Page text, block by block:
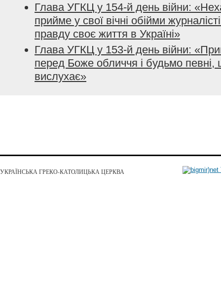
Глава УГКЦ у 154-й день війни:
прийме у свої вічні обійми
правду своє життя в Україні»
Глава УГКЦ у 153-й день війни:
перед Боже обличчя і будьмо певні,
вислухає»
УКРАЇНСЬКА ГРЕКО-КАТОЛИЦЬКА ЦЕРКВА